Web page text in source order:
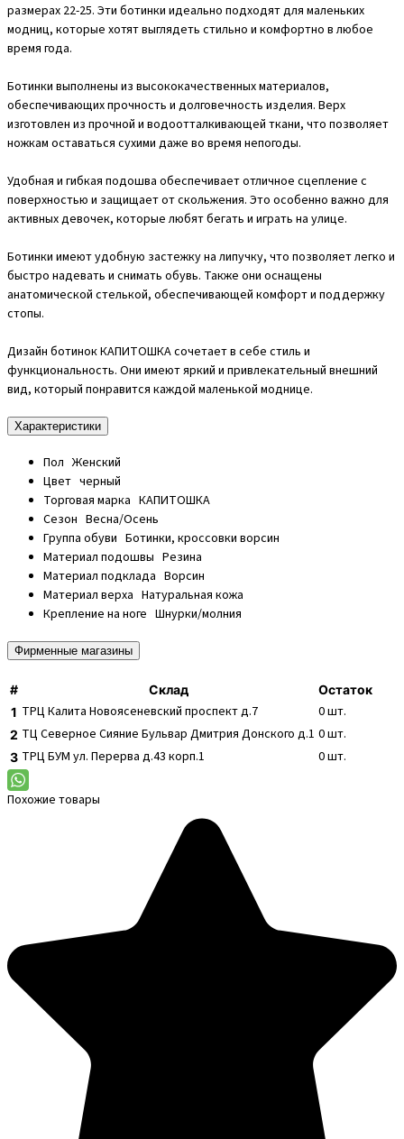
размерах 22-25. Эти ботинки идеально подходят для маленьких
модниц, которые хотят выглядеть стильно и комфортно в любое
время года.
Ботинки выполнены из высококачественных материалов,
обеспечивающих прочность и долговечность изделия. Верх
изготовлен из прочной и водоотталкивающей ткани, что позволяет
ножкам оставаться сухими даже во время непогоды.
Удобная и гибкая подошва обеспечивает отличное сцепление с
поверхностью и защищает от скольжения. Это особенно важно для
активных девочек, которые любят бегать и играть на улице.
Ботинки имеют удобную застежку на липучку, что позволяет легко и
быстро надевать и снимать обувь. Также они оснащены
анатомической стелькой, обеспечивающей комфорт и поддержку
стопы.
Дизайн ботинок КАПИТОШКА сочетает в себе стиль и
функциональность. Они имеют яркий и привлекательный внешний
вид, который понравится каждой маленькой моднице.
Характеристики
Пол Женский
Цвет черный
Торговая марка КАПИТОШКА
Сезон Весна/Осень
Группа обуви Ботинки, кроссовки ворсин
Материал подошвы Резина
Материал подклада Ворсин
Материал верха Натуральная кожа
Крепление на ноге Шнурки/молния
Фирменные магазины
# Склад
Остаток
1 ТРЦ Калита Новоясеневский проспект д.7 0шт.
2 ТЦ Северное Сияние Бульвар Дмитрия Донского д.1 0шт.
3 ТРЦ БУМ ул. Перерва д.43 корп.1 0шт.
Похожие товары